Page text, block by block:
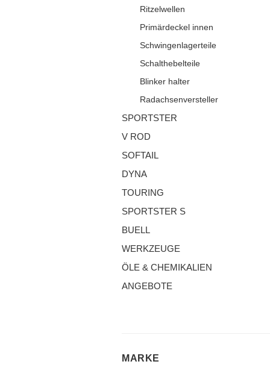
Ritzelwellen
Primärdeckel innen
Schwingenlagerteile
Schalthebelteile
Blinker halter
Radachsenversteller
SPORTSTER
V ROD
SOFTAIL
DYNA
TOURING
SPORTSTER S
BUELL
WERKZEUGE
ÖLE & CHEMIKALIEN
ANGEBOTE
MARKE
MARKE